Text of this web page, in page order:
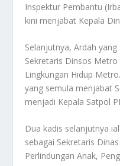
Inspektur Pembantu
kini menjabat Kepala
Selanjutnya, Ardah
Sekretaris Dinsos
Lingkungan Hidup
yang semula menjabat
menjadi Kepala Satpol
Dua kadis selanjutnya
sebagai Sekretaris
Perlindungan Anak,